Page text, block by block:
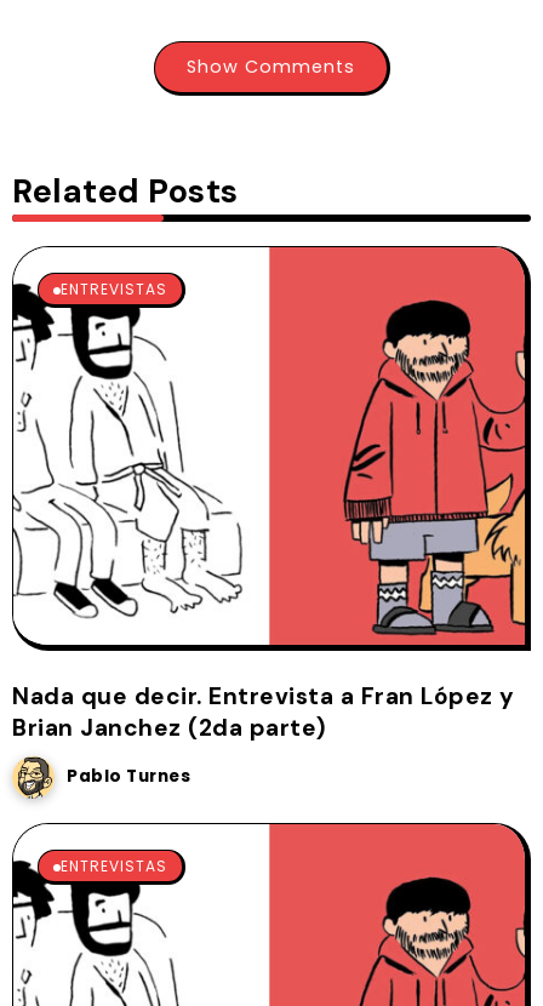
Show Comments
Related Posts
ENTREVISTAS
Nada que decir. Entrevista a Fran López y
Brian Janchez (2da parte)
Pablo Turnes
ENTREVISTAS